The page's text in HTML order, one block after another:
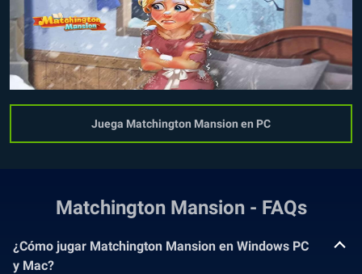
Juega Matchington Mansion en PC
Matchington Mansion - FAQs
¿Cómo jugar Matchington Mansion en Windows PC
y Mac?